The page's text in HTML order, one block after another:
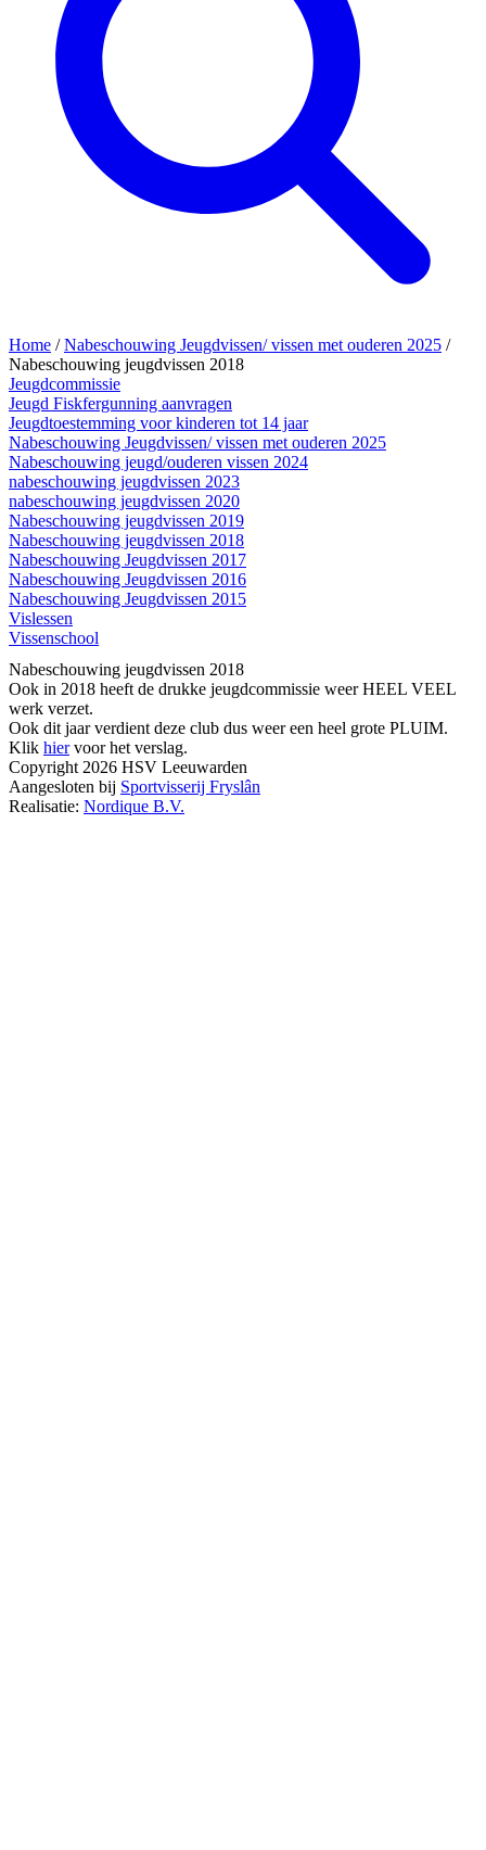
Home /Nabeschouwing Jeugdvissen/ vissen met ouderen 2025 /
Nabeschouwing jeugdvissen 2018
Jeugdcommissie
Jeugd Fiskfergunning aanvragen
Jeugdtoestemming voor kinderen tot 14 jaar
Nabeschouwing Jeugdvissen/ vissen met ouderen 2025
Nabeschouwing jeugd/ouderen vissen 2024
nabeschouwing jeugdvissen 2023
nabeschouwing jeugdvissen 2020
Nabeschouwing jeugdvissen 2019
Nabeschouwing jeugdvissen 2018
Nabeschouwing Jeugdvissen 2017
Nabeschouwing Jeugdvissen 2016
Nabeschouwing Jeugdvissen 2015
Vislessen
Vissenschool
Nabeschouwing jeugdvissen 2018
Ook in 2018 heeft de drukke jeugdcommissie weer HEEL VEEL
werk verzet.
Ook dit jaar verdient deze club dus weer een heel grote PLUIM.
Klik hiervoor het verslag.
Copyright 2026 HSV Leeuwarden
Aangesloten bij Sportvisserij Fryslân
Realisatie: Nordique B.V.